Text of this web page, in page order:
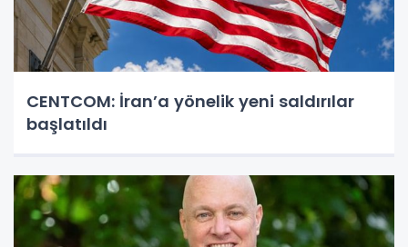
CENTCOM: İran’a yönelik yeni saldırılar
başlatıldı